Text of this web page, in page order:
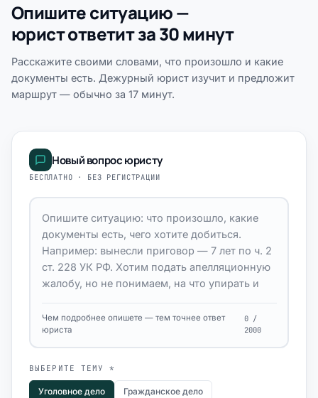
Опишите ситуацию —
юрист ответит за 30 минут
Расскажите своими словами, что произошло и какие
документы есть. Дежурный юрист изучит и предложит
маршрут — обычно за 17 минут.
Новый вопрос юристу
БЕСПЛАТНО · БЕЗ РЕГИСТРАЦИИ
Чем подробнее опишете — тем точнее ответ
юриста
0 /
2000
ВЫБЕРИТЕ ТЕМУ *
Уголовное дело Гражданское дело